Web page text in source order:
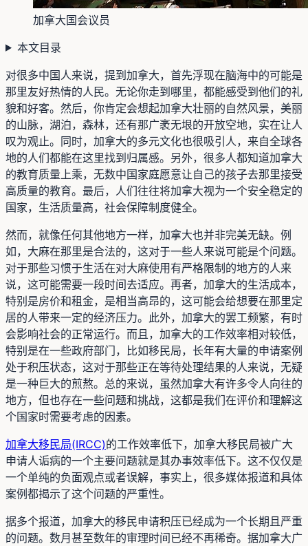
加拿大国会议员
本文目录
对很多中国人来说，提到加拿大，首先浮现在脑海中的可能是
那里友好热情的人民。无论你走到哪里，都能感受到他们的礼
貌和好客。然后，你肯定会想起加拿大壮丽的自然风景，美丽
的山脉，湖泊，森林，还有那广袤无垠的开放空地，实在让人
叹为观止。同时，加拿大的多元文化也很吸引人，来自全球各
地的人们都能在这里找到归属感。另外，很多人都知道加拿大
的教育质量上乘，无数中国家庭愿意让自己的孩子去那里接受
高质量的教育。最后，人们往往将加拿大视为一个安全稳定的
国家，生活质量高，社会保障制度健全。
然而，就像任何其他地方一样，加拿大也并非完美无缺。例
如，大麻在那里是合法的，这对于一些人来说可能是个问题。
对于那些习惯于生活在对大麻使用有严格限制的地方的人来
说，这可能需要一段时间去适应。再者，加拿大的生活成本，
特别是房价和租金，是相当高昂的，这可能会给想要在那里定
居的人带来一定的经济压力。此外，加拿大的罢工频繁，有时
会影响社会的正常运行。而且，加拿大的工作效率相对较低，
特别是在一些政府部门，比如移民局，长年有大量的申请案例
处于积压状态，这对于那些正在等待处理结果的人来说，无疑
是一种巨大的煎熬。总的来说，虽然加拿大有许多令人向往的
地方，但也存在一些问题和挑战，这都是我们在评价和理解这
个国家时需要考虑的因素。
加拿大移民局(IRCC)的工作效率低下，加拿大移民局被广大
申请人诟病的一个主要问题就是其办事效率低下。这不仅仅是
一个单纯的负面观点或者误解，事实上，很多媒体报道和具体
案例都揭示了这个问题的严重性。
据多个报道，加拿大的移民申请积压已经成为一个长期且严重
的问题。数月甚至数年的审理时间已经不再稀奇。据加拿大广